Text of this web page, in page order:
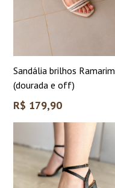
Sandália brilhos Ramarim
(dourada e off)
Preço
R$ 179,90